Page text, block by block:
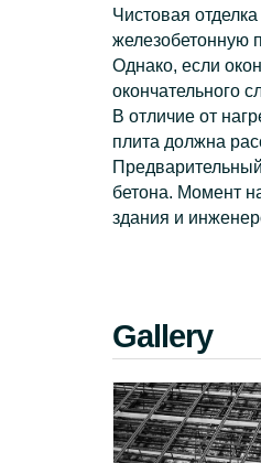
Чистовая
железобетонную
Однако, если
окончательного
В отличие от
плита должна
бетона. Момент
здания и
Gallery